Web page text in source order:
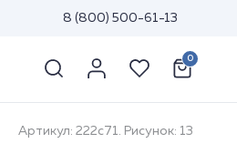
8 (800) 500-61-13
0
Артикул: 222с71. Рисунок: 13